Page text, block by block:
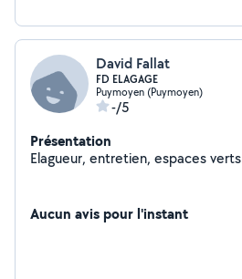
David Fallat
FD ELAGAGE
Puymoyen (Puymoyen)
-/5
Présentation
Elagueur, entretien, espaces verts
Aucun avis pour l'instant